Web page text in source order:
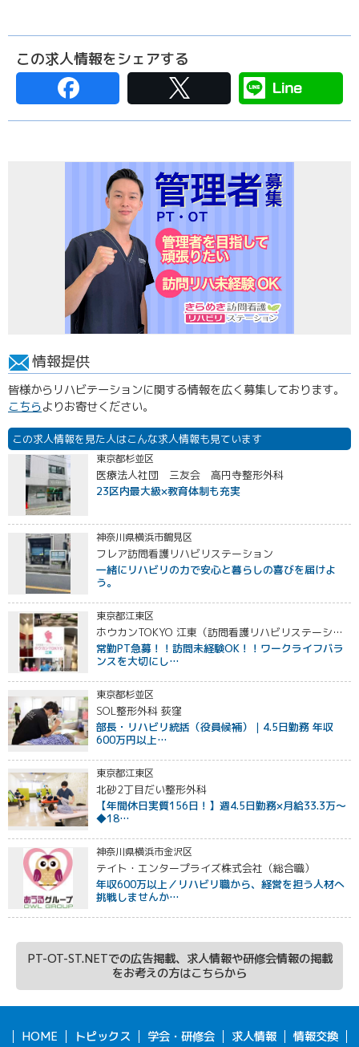
この求人情報をシェアする
情報提供
皆様からリハビテーションに関する情報を広く募集しております。
こちらよりお寄せください。
この求人情報を見た人はこんな求人情報も見ています
東京都杉並区
医療法人社団 三友会 高円寺整形外科
23区内最大級×教育体制も充実
神奈川県横浜市鶴見区
フレア訪問看護リハビリステーション
一緒にリハビリの力で安心と暮らしの喜びを届けよ
う。
東京都江東区
ホウカンTOKYO 江東（訪問看護リハビリステーション）
常勤PT急募！！訪問未経験OK！！ワークライフバラ
ンスを大切にし…
東京都杉並区
SOL整形外科 荻窪
部長・リハビリ統括（役員候補）｜4.5日勤務 年収
600万円以上…
東京都江東区
北砂2丁目だい整形外科
【年間休日実質156日！】週4.5日勤務×月給33.3万〜
◆18…
神奈川県横浜市金沢区
テイト・エンタープライズ株式会社（総合職）
年収600万以上／リハビリ職から、経営を担う人材へ
挑戦しませんか…
PT-OT-ST.NETでの広告掲載、求人情報や研修会情報の掲載
をお考えの方はこちらから
HOME トピックス 学会・研修会 求人情報 情報交換